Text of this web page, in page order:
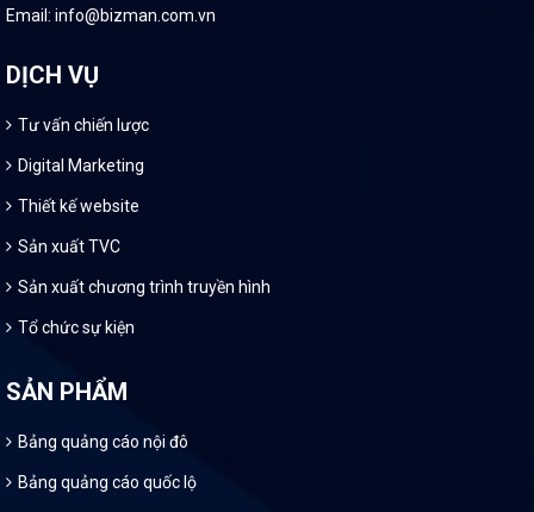
Email: info@bizman.com.vn
DỊCH VỤ
Tư vấn chiến lược
Digital Marketing
Thiết kế website
Sản xuất TVC
Sản xuất chương trình truyền hình
Tổ chức sự kiện
SẢN PHẨM
Bảng quảng cáo nội đô
Bảng quảng cáo quốc lộ